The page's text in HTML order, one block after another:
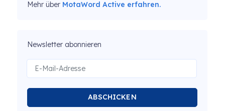
Mehr über MotaWord Active erfahren.
Newsletter abonnieren
ABSCHICKEN